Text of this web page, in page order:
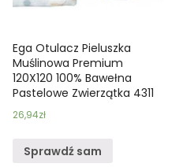
Ega Otulacz Pieluszka
Muślinowa Premium
120X120 100% Bawełna
Pastelowe Zwierzątka 4311
26,94zł
Sprawdź sam